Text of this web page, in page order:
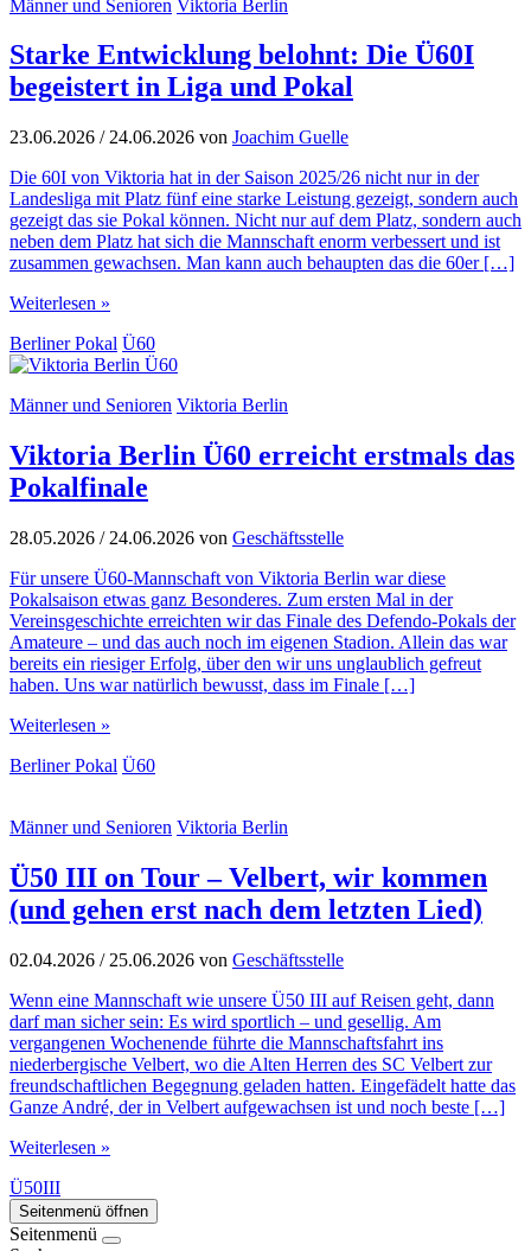
Männer und Senioren Viktoria Berlin
Starke Entwicklung belohnt: Die Ü60I
begeistert in Liga und Pokal
23.06.2026 / 24.06.2026 von Joachim Guelle
Die 60I von Viktoria hat in der Saison 2025/26 nicht nur in der
Landesliga mit Platz fünf eine starke Leistung gezeigt, sondern auch
gezeigt das sie Pokal können. Nicht nur auf dem Platz, sondern auch
neben dem Platz hat sich die Mannschaft enorm verbessert und ist
zusammen gewachsen. Man kann auch behaupten das die 60er […]
Weiterlesen »
Berliner Pokal Ü60
Männer und Senioren Viktoria Berlin
Viktoria Berlin Ü60 erreicht erstmals das
Pokalfinale
28.05.2026 / 24.06.2026 von Geschäftsstelle
Für unsere Ü60-Mannschaft von Viktoria Berlin war diese
Pokalsaison etwas ganz Besonderes. Zum ersten Mal in der
Vereinsgeschichte erreichten wir das Finale des Defendo-Pokals der
Amateure – und das auch noch im eigenen Stadion. Allein das war
bereits ein riesiger Erfolg, über den wir uns unglaublich gefreut
haben. Uns war natürlich bewusst, dass im Finale […]
Weiterlesen »
Berliner Pokal Ü60
Männer und Senioren Viktoria Berlin
Ü50 III on Tour – Velbert, wir kommen
(und gehen erst nach dem letzten Lied)
02.04.2026 / 25.06.2026 von Geschäftsstelle
Wenn eine Mannschaft wie unsere Ü50 III auf Reisen geht, dann
darf man sicher sein: Es wird sportlich – und gesellig. Am
vergangenen Wochenende führte die Mannschaftsfahrt ins
niederbergische Velbert, wo die Alten Herren des SC Velbert zur
freundschaftlichen Begegnung geladen hatten. Eingefädelt hatte das
Ganze André, der in Velbert aufgewachsen ist und noch beste […]
Weiterlesen »
Ü50III
Seitenmenü öffnen
Seitenmenü